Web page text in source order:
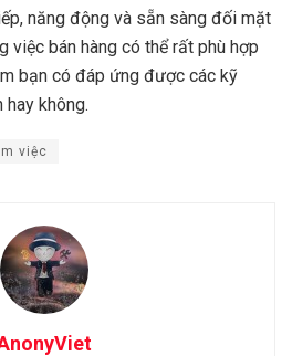
năng động và sẵn sàng đối mặt
việc bán hàng có thể rất phù hợp
bạn có đáp ứng được các kỹ
hay không.
việc